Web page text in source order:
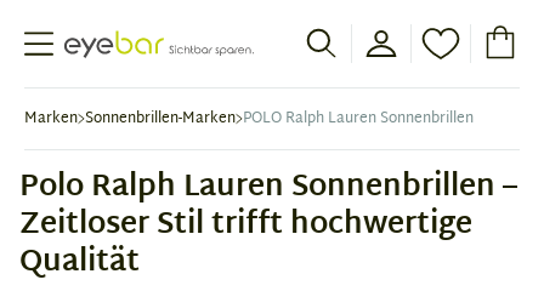
Abele Optic
Marken Sonnenbrillen-Marken POLO Ralph Lauren Sonnenbrillen
Polo Ralph Lauren Sonnenbrillen –
Zeitloser Stil trifft hochwertige
Qualität